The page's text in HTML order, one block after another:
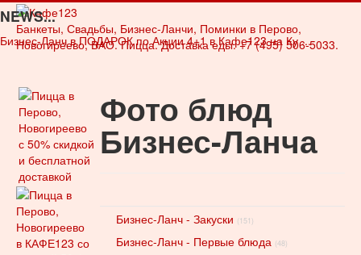
Банкеты, Свадьбы, Бизнес-Ланчи, Поминки в Перово,
Новогиреево, ВАО. Пицца. Доставка еды. +7 (495) 506-5033.
NEWS...
Бизнес-Ланч в ПОДАРОК по Акции 4+1 в Кафе123 на Ку ...
Фото блюд
Бизнес-Ланча
Бизнес-Ланч - Закуски (151)
Бизнес-Ланч - Первые блюда (48)